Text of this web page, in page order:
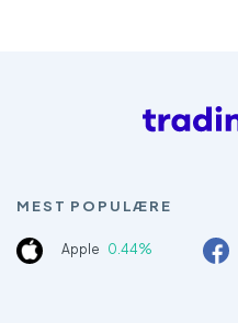
MEST POPULÆRE
Apple 0.44%